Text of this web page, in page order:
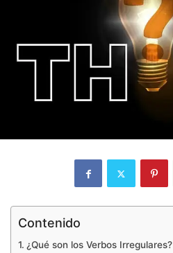
Contenido
¿Qué son los Verbos Irregulares?